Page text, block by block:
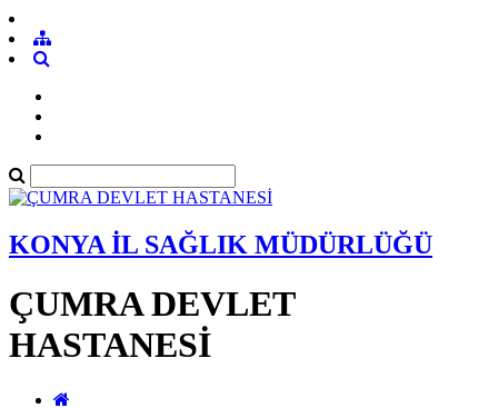
KONYA İL SAĞLIK MÜDÜRLÜĞÜ
ÇUMRA DEVLET
HASTANESİ